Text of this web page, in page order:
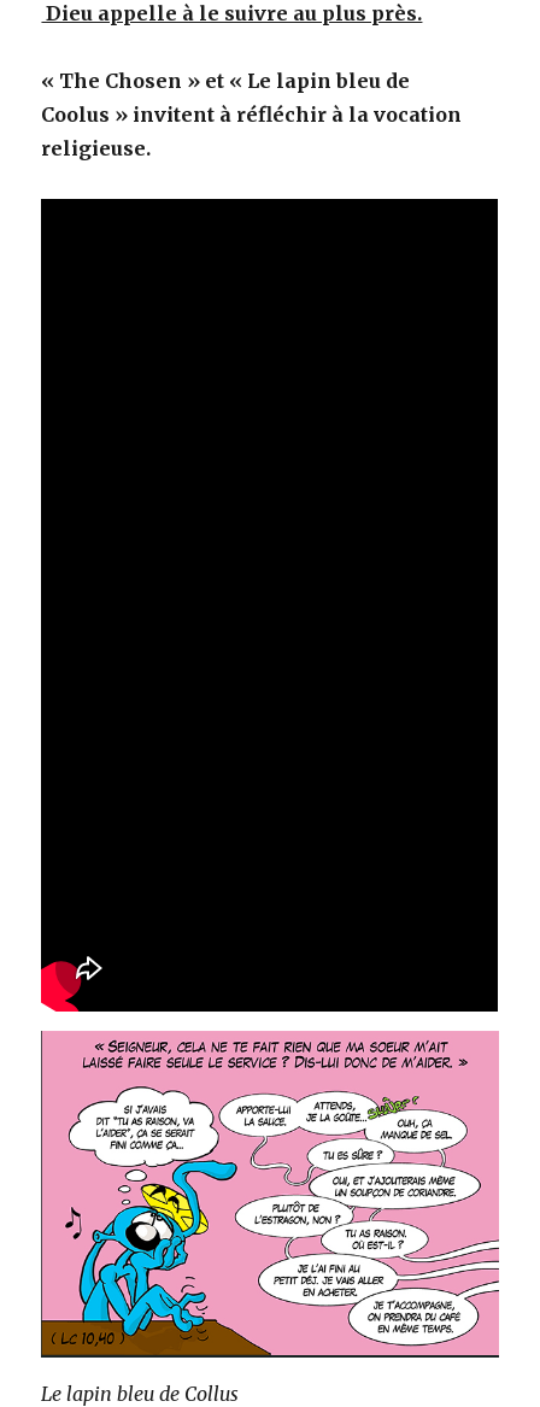
Dieu appelle à le suivre au plus près.
« The Chosen » et « Le lapin bleu de
Coolus » invitent à réfléchir à la vocation
religieuse.
Le lapin bleu de Collus